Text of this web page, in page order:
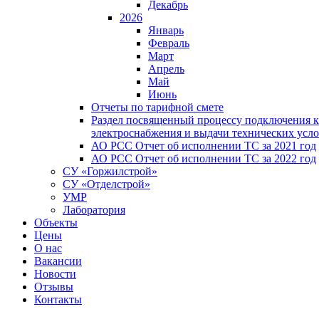
Декабрь
2026
Январь
Февраль
Март
Апрель
Май
Июнь
Отчеты по тарифной смете
Раздел посвященный процессу подключения к
электроснабжения и выдачи технических
АО РСС Отчет об исполнении ТС за 2021 год
АО РСС Отчет об исполнении ТС за 2022 год
СУ «Горжилстрой»
СУ «Отделстрой»
УМР
Лаборатория
Объекты
Цены
О нас
Вакансии
Новости
Отзывы
Контакты